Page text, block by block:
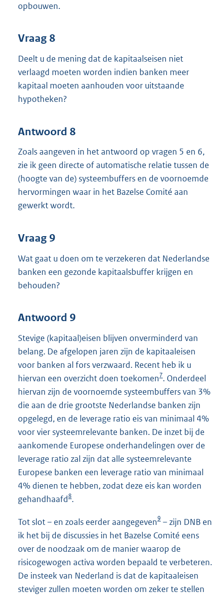
opbouwen.
Vraag 8
Deelt u de mening dat de kapitaalseisen niet
verlaagd moeten worden indien banken meer
kapitaal moeten aanhouden voor uitstaande
hypotheken?
Antwoord 8
Zoals aangeven in het antwoord op vragen 5 en 6,
zie ik geen directe of automatische relatie tussen de
(hoogte van de) systeembuffers en de voornoemde
hervormingen waar in het Bazelse Comité aan
gewerkt wordt.
Vraag 9
Wat gaat u doen om te verzekeren dat Nederlandse
banken een gezonde kapitaalsbuffer krijgen en
behouden?
Antwoord 9
Stevige (kapitaal)eisen blijven onverminderd van
belang. De afgelopen jaren zijn de kapitaaleisen
voor banken al fors verzwaard. Recent heb ik u
hiervan een overzicht doen toekomen7. Onderdeel
hiervan zijn de voornoemde systeembuffers van 3%
die aan de drie grootste Nederlandse banken zijn
opgelegd, en de leverage ratio eis van minimaal 4%
voor vier systeemrelevante banken. De inzet bij de
aankomende Europese onderhandelingen over de
leverage ratio zal zijn dat alle systeemrelevante
Europese banken een leverage ratio van minimaal
4% dienen te hebben, zodat deze eis kan worden
gehandhaafd8.
Tot slot – en zoals eerder aangegeven9 – zijn DNB en
ik het bij de discussies in het Bazelse Comité eens
over de noodzaak om de manier waarop de
risicogewogen activa worden bepaald te verbeteren.
De insteek van Nederland is dat de kapitaaleisen
steviger zullen moeten worden om zeker te stellen